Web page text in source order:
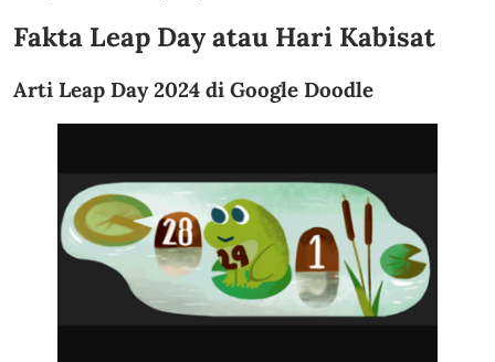
Fakta Leap Day atau Hari Kabisat
Arti Leap Day 2024 di Google Doodle